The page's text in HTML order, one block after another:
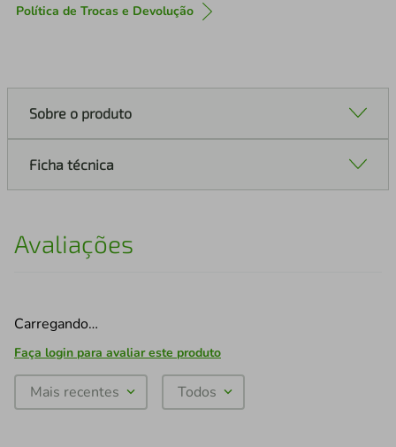
Política de Trocas e Devolução
Sobre o produto
Ficha técnica
Avaliações
Carregando…
Faça login para avaliar este produto
Mais recentes Todos